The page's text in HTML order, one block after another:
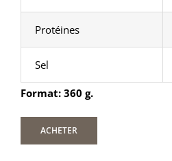
Protéines
Sel
Format: 360 g.
ACHETER